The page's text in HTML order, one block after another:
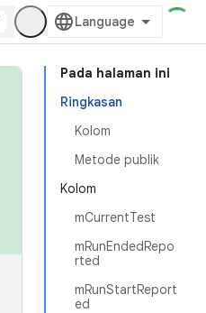
Pada halaman ini
Ringkasan
Kolom
Metode publik
Kolom
mCurrentTest
mRunEndedRepo
rted
mRunStartReport
ed